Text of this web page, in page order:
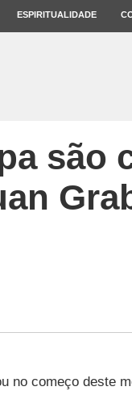
ESPIRITUALIDADE
são
no começo deste